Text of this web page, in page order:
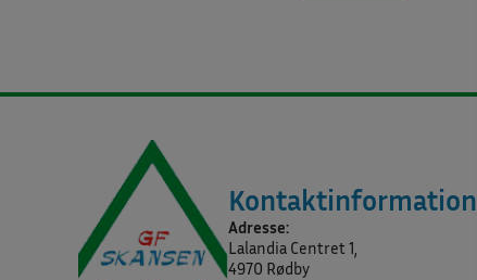
Kontaktinformation
Adresse:
Lalandia Centret 1,
4970 Rødby